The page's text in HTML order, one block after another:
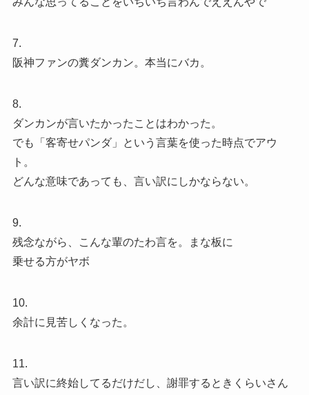
7.
阪神ファンの糞ダンカン。本当にバカ。
8.
ダンカンが言いたかったことはわかった。
でも「客寄せパンダ」という言葉を使った時点でアウ
ト。
どんな意味であっても、言い訳にしかならない。
9.
残念ながら、こんな輩のたわ言を。まな板に
乗せる方がヤボ
10.
余計に見苦しくなった。
11.
言い訳に終始してるだけだし、謝罪するときくらいさん